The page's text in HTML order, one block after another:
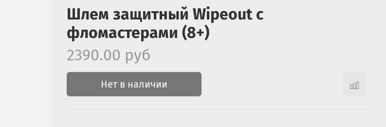
Шлем защитный Wipeout с
фломастерами (8+)
2390.00 руб
Нет в наличии